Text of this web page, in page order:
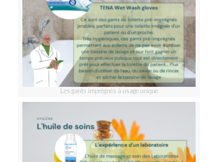
Les gants imprégnés à usage unique